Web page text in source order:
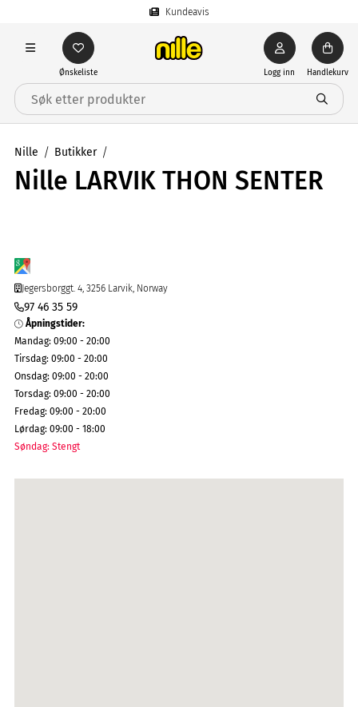
Kundeavis
Ønskeliste Logg inn Handlekurv
Nille Butikker
Nille LARVIK THON SENTER
Jegersborggt. 4, 3256 Larvik, Norway
97 46 35 59
Åpningstider:
Mandag: 09:00 - 20:00
Tirsdag: 09:00 - 20:00
Onsdag: 09:00 - 20:00
Torsdag: 09:00 - 20:00
Fredag: 09:00 - 20:00
Lørdag: 09:00 - 18:00
Søndag: Stengt